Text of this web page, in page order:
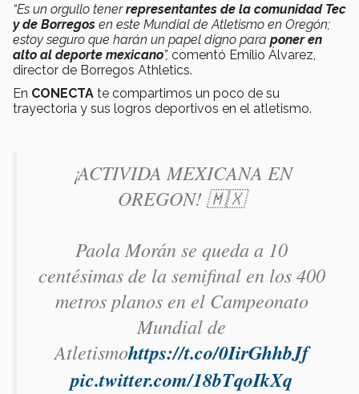
“Es un orgullo tenerrepresentantes de la comunidad Tec
y de Borregos en este Mundial de Atletismo en Oregón;
estoy seguro que harán un papel digno para poner en
alto al deporte mexicano”, comentó Emilio Álvarez,
director de Borregos Athletics.
En CONECTA te compartimos un poco de su
trayectoria y sus logros deportivos en el atletismo.
¡ACTIVIDA MEXICANA EN
OREGON! 🇲🇽
Paola Morán se queda a 10
centésimas de la semifinal en los 400
metros planos en el Campeonato
Mundial de
Atletismohttps://t.co/0IirGhhbJf
pic.twitter.com/18bTqoIkXq